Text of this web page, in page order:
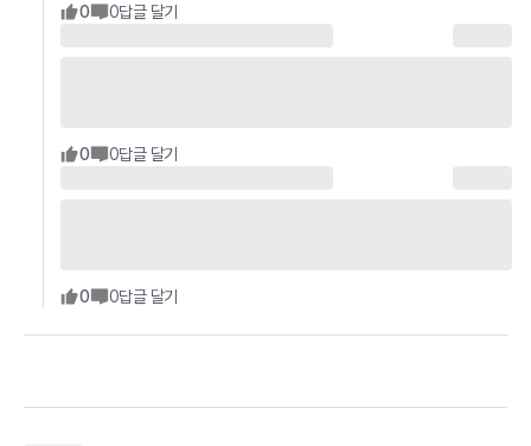
0 0답글 달기
0 0답글 달기
0 0답글 달기